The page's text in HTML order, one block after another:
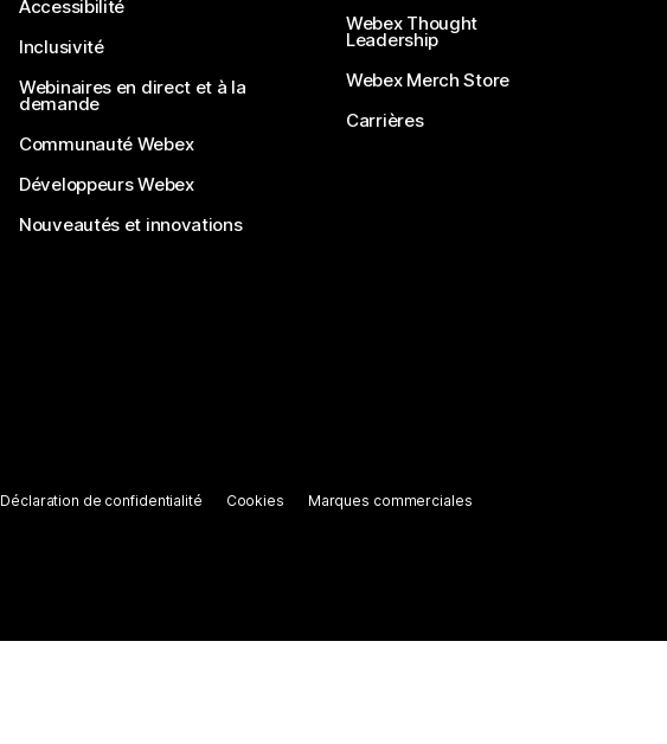
Accessibilité
Inclusivité
Webinaires en direct et à la
demande
Communauté Webex
Développeurs Webex
Nouveautés et innovations
Webex Thought
Leadership
Webex Merch Store
Carrières
Déclaration de confidentialité Cookies Marques commerciales